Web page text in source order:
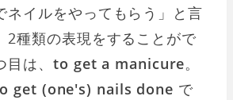
ネイルをやってもらう」と言
2種類の表現をすることがで
は、 to get a manicure。
get (one's) nails done で